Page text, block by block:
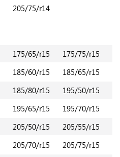
205/75/r14
175/65/r15
175/75/r15
185/60/r15
185/65/r15
185/80/r15
195/50/r15
195/65/r15
195/70/r15
205/50/r15
205/55/r15
205/70/r15
205/75/r15